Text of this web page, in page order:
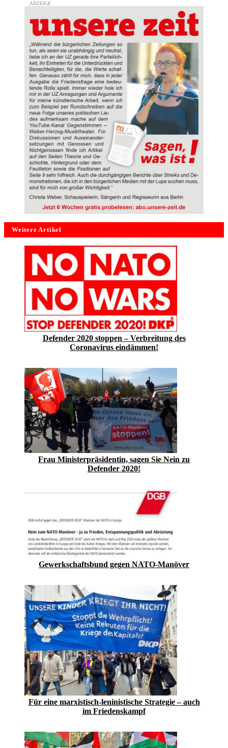
Weitere Artikel
Defender 2020 stoppen – Verbreitung des
Coronavirus eindämmen!
Frau Ministerpräsidentin, sagen Sie Nein zu
Defender 2020!
Gewerkschaftsbund gegen NATO-Manöver
Für eine marxistisch-leninistische Strategie – auch
im Friedenskampf